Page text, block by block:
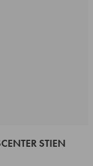
STIEN